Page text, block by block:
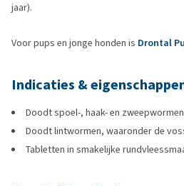
jaar).
Voor pups en jonge honden is Drontal
Indicaties &
Doodt spoel-, haak- en zweepwormen
Doodt lintwormen, waaronder de
Tabletten in smakelijke